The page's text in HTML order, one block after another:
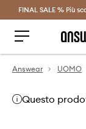
FINAL SALE % Più
Answear UOMO
Questo